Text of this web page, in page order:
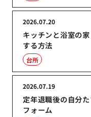
キッチンと浴室の
する方法
2026.07.20
台所
定年退職後の自分
フォーム
2026.07.19